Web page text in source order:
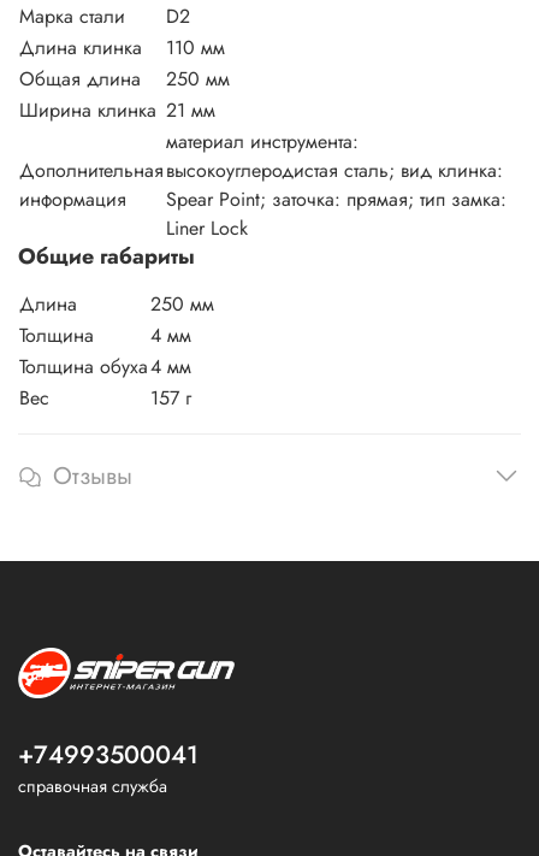
Марка стали
D2
Длина клинка
110 мм
Общая длина
250 мм
Ширина клинка 21 мм
Дополнительная
информация
материал инструмента:
высокоуглеродистая сталь; вид клинка:
Spear Point; заточка: прямая; тип замка:
Liner Lock
Общие габариты
Длина
250 мм
Толщина
4 мм
Толщина обуха4 мм
Вес
157 г
Отзывы
+74993500041
справочная служба
Оставайтесь на связи